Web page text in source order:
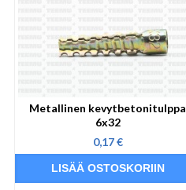
Metallinen kevytbetonitulppa
6x32
0,17 €